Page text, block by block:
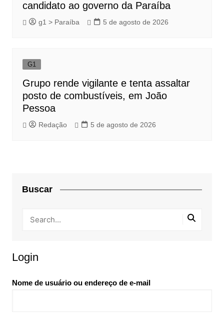
candidato ao governo da Paraíba
g1 > Paraíba 5 de agosto de 2026
G1
Grupo rende vigilante e tenta assaltar
posto de combustíveis, em João
Pessoa
Redação 5 de agosto de 2026
Buscar
Login
Nome de usuário ou endereço de e-mail